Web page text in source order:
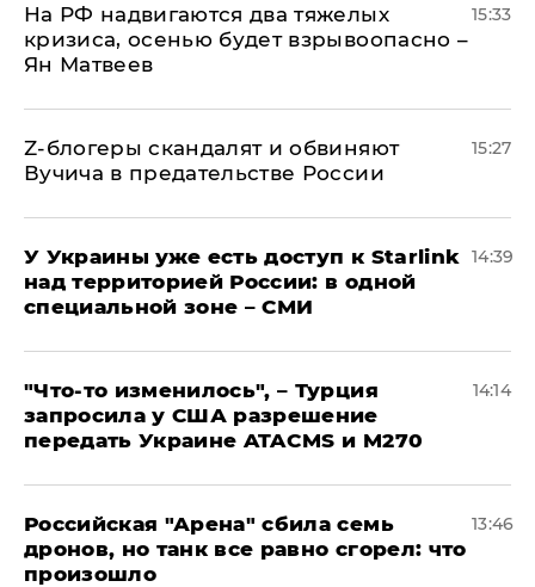
На РФ надвигаются два тяжелых
кризиса, осенью будет взрывоопасно –
Ян Матвеев
15:33
Z-блогеры скандалят и обвиняют
Вучича в предательстве России
15:27
У Украины уже есть доступ к Starlink
над территорией России: в одной
специальной зоне – СМИ
14:39
​"Что-то изменилось", – Турция
запросила у США разрешение
передать Украине ATACMS и M270
14:14
​Российская "Арена" сбила семь
дронов, но танк все равно сгорел: что
произошло
13:46